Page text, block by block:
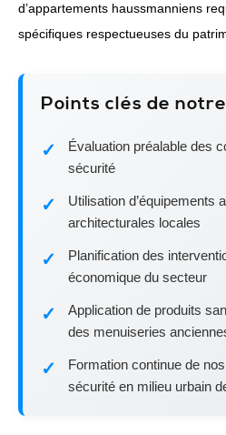
d’appartements haussmanniens
spécifiques respectueuses du
Points clés de
Évaluation préalable des
sécurité
Utilisation d’équipements
architecturales locales
Planification des
économique du secteur
Application de produits
des menuiseries
Formation continue de
sécurité en milieu urbain